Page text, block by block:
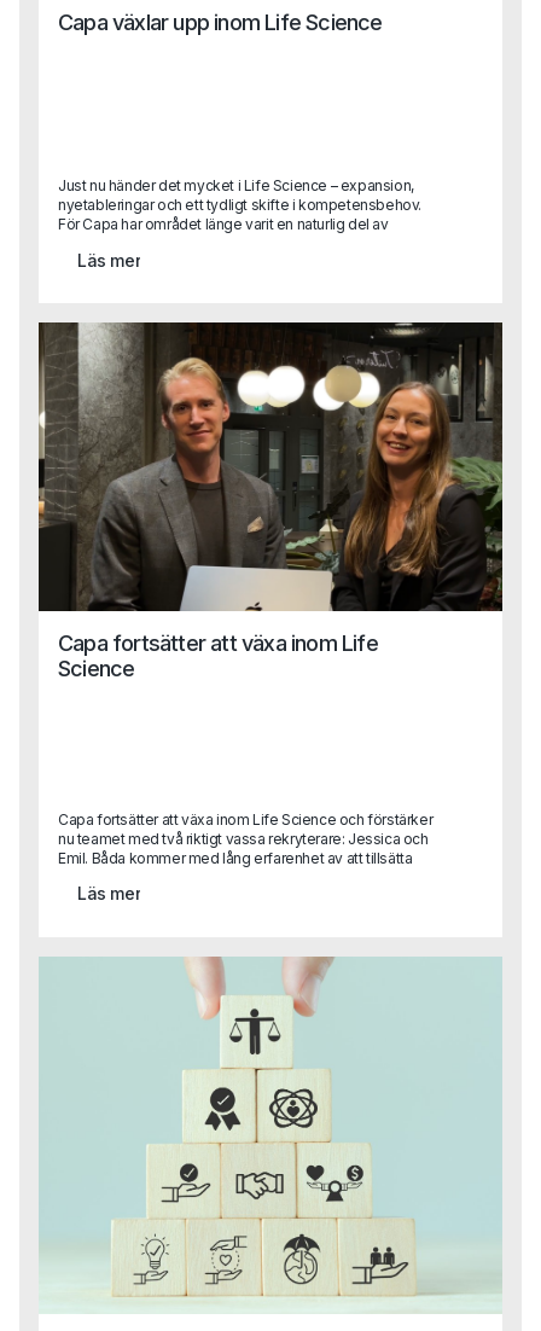
Capa växlar upp inom Life Science
Just nu händer det mycket i Life Science – expansion,
nyetableringar och ett tydligt skifte i kompetensbehov.
För Capa har området länge varit en naturlig del av
dedikerat affärsområde och två erfarna rekryterare på
Läs mer
Capa fortsätter att växa inom Life
Science
Capa fortsätter att växa inom Life Science och förstärker
nu teamet med två riktigt vassa rekryterare: Jessica och
Emil. Båda kommer med lång erfarenhet av att tillsätta
medicinteknik och blir en viktig del i vår satsning på att
kompetens även inom områden som HR, Legal och
Finance kan vi nu erbjuda en helhetslösning till Life
Science-bolag, oavsett funktion eller behov.
Läs mer